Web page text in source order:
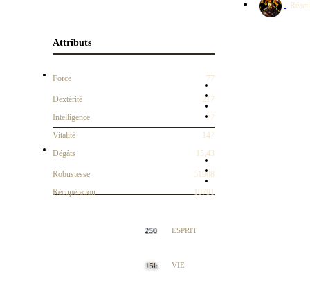
Attributs
Force 77
Dextérité
217
Intelligence
77
Vitalité
147
Dégâts
15,43
Robustesse
51908
Récupération
10791
250 ESPRIT
15k VIE